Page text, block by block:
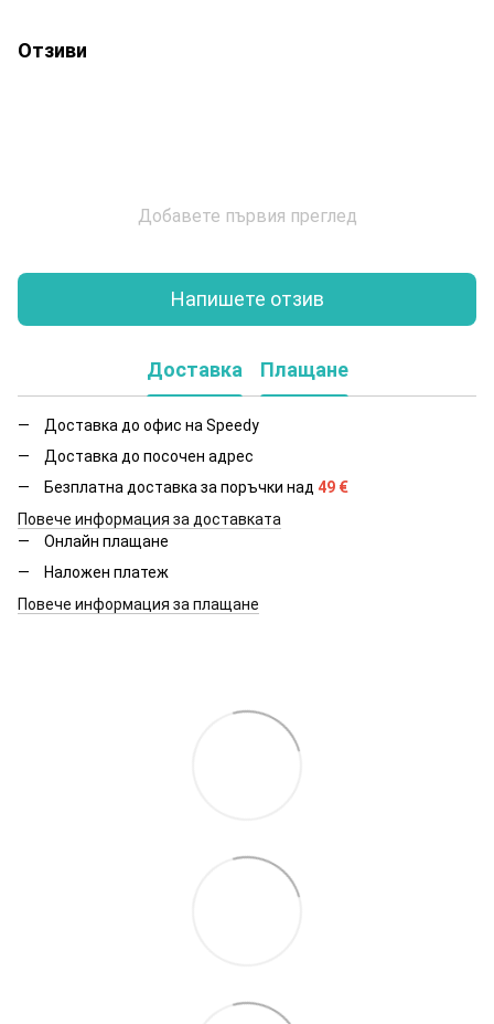
Отзиви
Добавете първия преглед
Напишете отзив
Доставка Плащане
Доставка до офис на Speedy
Доставка до посочен адрес
Безплатна доставка за поръчки над 49 €
Повече информация за доставката
Онлайн плащане
Наложен платеж
Повече информация за плащане